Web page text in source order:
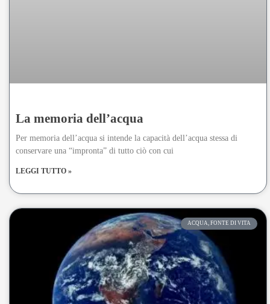
La memoria dell’acqua
Per memoria dell’acqua si intende la capacità dell’acqua stessa di
conservare una “impronta” di tutto ciò con cui
LEGGI TUTTO »
ACQUA, FONTE DI VITA